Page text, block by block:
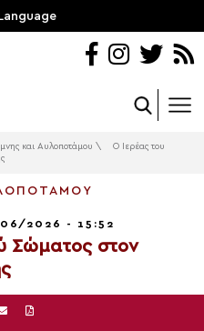
και Αυλοποτάμου \
Ο Ιερέας του
2026 - 15:52
Σώματος στον